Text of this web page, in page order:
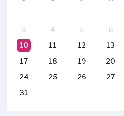
3
4 5 6
10
11 12 13
17
18 19 20
24
25 26 27
31